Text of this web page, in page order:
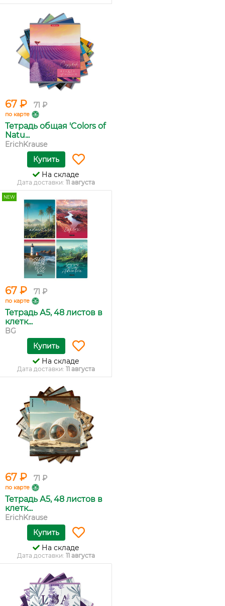
67 ₽ 71 ₽
по карте
Тетрадь общая 'Colors of
Natu...
ErichKrause
Купить
На складе
Дата доставки: 11 августа
NEW
67 ₽ 71 ₽
по карте
Тетрадь А5, 48 листов в
клетк...
BG
Купить
На складе
Дата доставки: 11 августа
67 ₽ 71 ₽
по карте
Тетрадь А5, 48 листов в
клетк...
ErichKrause
Купить
На складе
Дата доставки: 11 августа